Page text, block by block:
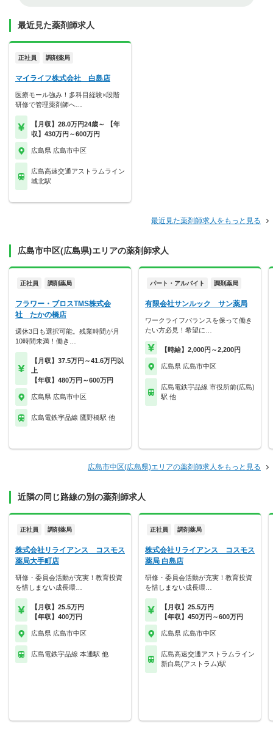
最近見た薬剤師求人
正社員 調剤薬局
マイライフ株式会社 白島店
医療モール強み！多科目経験×段階
研修で管理薬剤師へ…
【月収】28.0万円24歳～ 【年
収】430万円～600万円
広島県 広島市中区
広島高速交通アストラムライン
城北駅
最近見た薬剤師求人をもっと見る
広島市中区(広島県)エリアの薬剤師求人
正社員 調剤薬局
フラワー・ブロスTMS株式会
社 たかの橋店
週休3日も選択可能。残業時間が月
10時間未満！働き…
【月収】37.5万円～41.6万円以
上
【年収】480万円～600万円
広島県 広島市中区
広島電鉄宇品線 鷹野橋駅 他
パート・アルバイト 調剤薬局
有限会社サンルック サン薬局
ワークライフバランスを保って働き
たい方必見！希望に…
【時給】2,000円～2,200円
広島県 広島市中区
広島電鉄宇品線 市役所前(広島)
駅 他
広島市中区(広島県)エリアの薬剤師求人をもっと見る
近隣の同じ路線の別の薬剤師求人
正社員 調剤薬局
株式会社リライアンス コスモス
薬局大手町店
研修・委員会活動が充実！教育投資
を惜しまない成長環…
【月収】25.5万円
【年収】400万円
広島県 広島市中区
広島電鉄宇品線 本通駅 他
正社員 調剤薬局
株式会社リライアンス コスモス
薬局 白島店
研修・委員会活動が充実！教育投資
を惜しまない成長環…
【月収】25.5万円
【年収】450万円～600万円
広島県 広島市中区
広島高速交通アストラムライン
新白島(アストラム)駅